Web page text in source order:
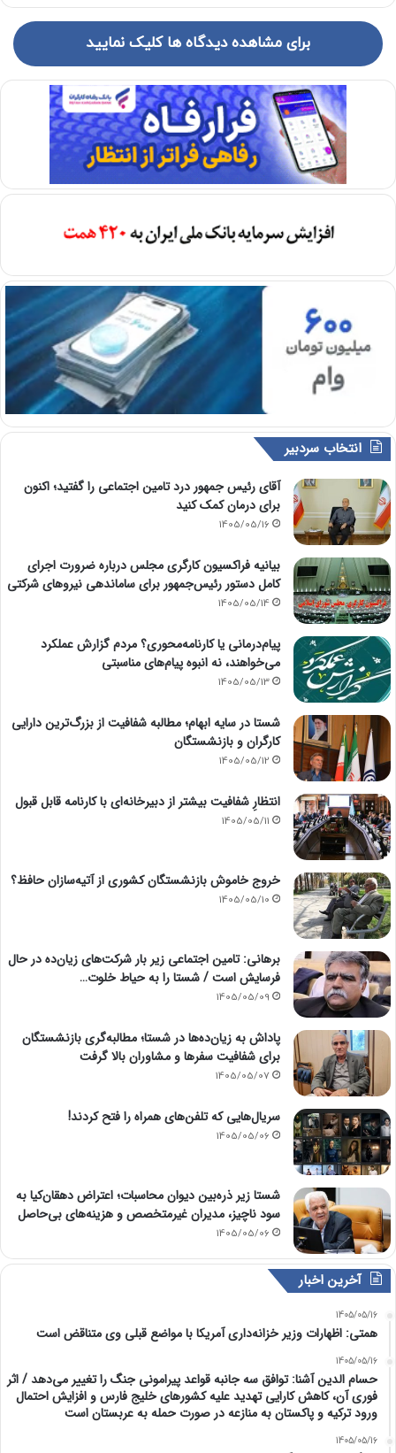
برای مشاهده دیدگاه ها کلیک نمایید
انتخاب سردبیر
آقای رئیس جمهور درد تامین اجتماعی را گفتید؛ اکنون
برای درمان کمک کنید
1405/05/16
بیانیه فراکسیون کارگری مجلس درباره ضرورت اجرای
کامل دستور رئیس‌جمهور برای ساماندهی نیروهای شرکتی
1405/05/14
پیام‌درمانی یا کارنامه‌محوری؟ مردم گزارش عملکرد
می‌خواهند، نه انبوه پیام‌های مناسبتی
1405/05/13
شستا در سایه ابهام؛ مطالبه شفافیت از بزرگ‌ترین دارایی
کارگران و بازنشستگان
1405/05/12
انتظارِ شفافیت بیشتر از دبیرخانه‌ای با کارنامه قابل قبول
1405/05/11
خروج خاموش بازنشستگان کشوری از آتیه‌سازان حافظ؟
1405/05/10
برهانی: تامین اجتماعی زیر بار شرکت‌های زیان‌ده در حال
فرسایش است / شستا را به حیاط خلوت…
1405/05/09
پاداش به زیان‌ده‌ها در شستا؛ مطالبه‌گری بازنشستگان
برای شفافیت سفرها و مشاوران بالا گرفت
1405/05/07
سریال‌هایی که تلفن‌های همراه را فتح کردند!
1405/05/06
شستا زیر ذره‌بین دیوان محاسبات؛ اعتراض دهقان‌کیا به
سود ناچیز، مدیران غیرمتخصص و هزینه‌های بی‌حاصل
1405/05/06
آخرین اخبار
1405/05/16
همتی: اظهارات وزیر خزانه‌داری آمریکا با مواضع قبلی وی متناقض است
1405/05/16
حسام الدین آشنا: توافق سه جانبه قواعد پیرامونی جنگ را تغییر می‌دهد / اثر
فوری آن، کاهش کارایی تهدید علیه کشور‌های خلیج فارس و افزایش احتمال
ورود ترکیه و پاکستان به منازعه در صورت حمله به عربستان است
1405/05/16